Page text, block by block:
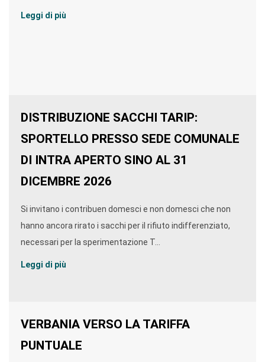
Leggi di più
DISTRIBUZIONE SACCHI TARIP:
SPORTELLO PRESSO SEDE COMUNALE
DI INTRA APERTO SINO AL 31
DICEMBRE 2026
Si invitano i contribuen domesci e non domesci che non
hanno ancora rirato i sacchi per il rifiuto indifferenziato,
necessari per la sperimentazione T...
Leggi di più
VERBANIA VERSO LA TARIFFA
PUNTUALE